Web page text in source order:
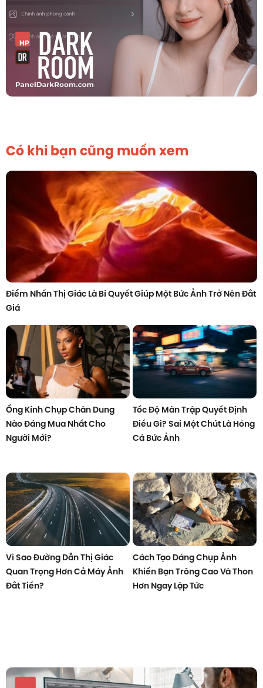
Có khi bạn cũng muốn xem
Điểm Nhấn Thị Giác Là Bí Quyết Giúp Một Bức Ảnh Trở Nên Đắt
Giá
Ống Kính Chụp Chân Dung
Nào Đáng Mua Nhất Cho
Người Mới?
Tốc Độ Màn Trập Quyết Định
Điều Gì? Sai Một Chút Là Hỏng
Cả Bức Ảnh
Vì Sao Đường Dẫn Thị Giác
Quan Trọng Hơn Cả Máy Ảnh
Đắt Tiền?
Cách Tạo Dáng Chụp Ảnh
Khiến Bạn Trông Cao Và Thon
Hơn Ngay Lập Tức